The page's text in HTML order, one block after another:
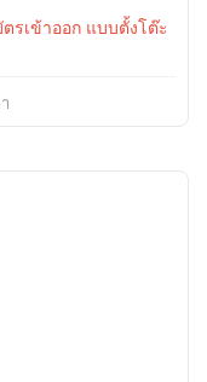
รเข้าออก แบบตั้งโต๊ะ